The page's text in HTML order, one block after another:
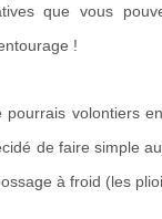
que vous
!
pourrais volontiers
de faire simple
à froid (les